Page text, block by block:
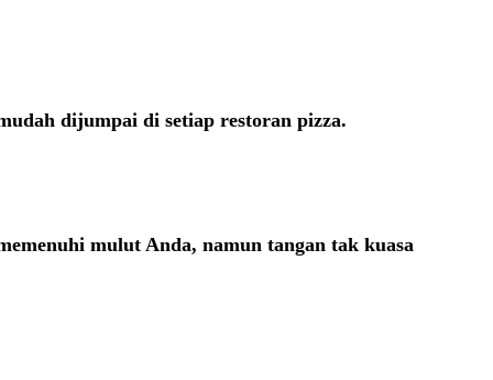
dijumpai di setiap restoran pizza.
mulut Anda, namun tangan tak kuasa